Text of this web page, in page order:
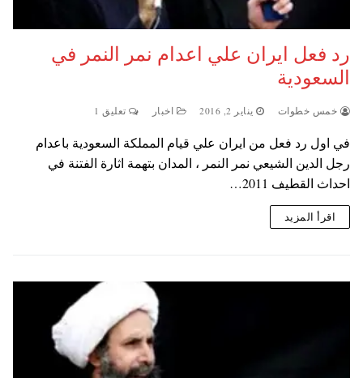
رد فعل ايران علي اعدام نمر النمر في
السعودية
خمس خطوات يناير 2, 2016 اخبار تعليق 1
في اول رد فعل من ايران علي قيام المملكة السعودية باعدام
رجل الدين الشيعي نمر النمر ، المدان بتهمة اثارة الفتنة في
احداث القطيف 2011…
اقرأ المزيد